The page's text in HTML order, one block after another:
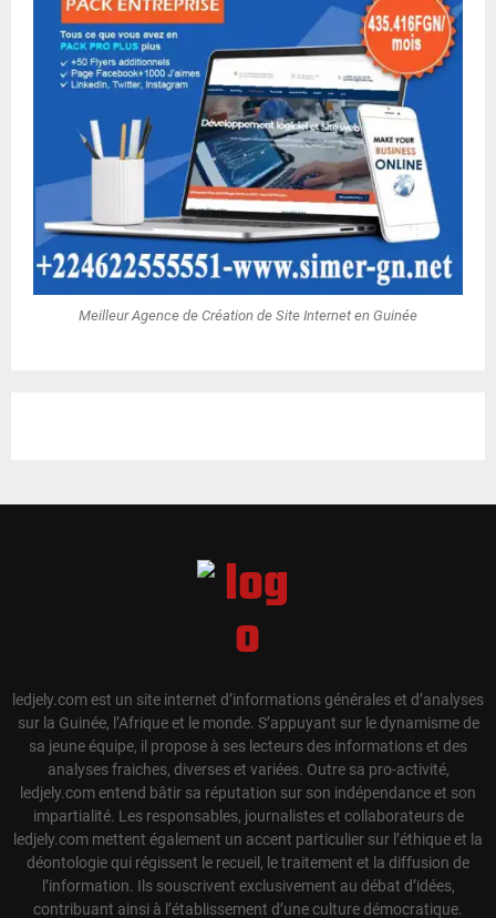
Meilleur Agence de Création de Site Internet en Guinée
ledjely.com est un site internet d’informations générales et d’analyses
sur la Guinée, l’Afrique et le monde. S’appuyant sur le dynamisme de
sa jeune équipe, il propose à ses lecteurs des informations et des
analyses fraiches, diverses et variées. Outre sa pro-activité,
ledjely.com entend bâtir sa réputation sur son indépendance et son
impartialité. Les responsables, journalistes et collaborateurs de
ledjely.com mettent également un accent particulier sur l’éthique et la
déontologie qui régissent le recueil, le traitement et la diffusion de
l’information. Ils souscrivent exclusivement au débat d’idées,
contribuant ainsi à l’établissement d’une culture démocratique.